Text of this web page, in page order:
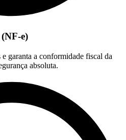
e)
garanta a conformidade fiscal da
absoluta.